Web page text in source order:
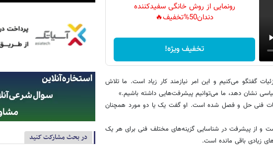
رونمایی از روش خانگی سفیدکننده
دندان50%تخفیف🔥
تخفیف ویژه!
گفتگو می‌کنیم و این امر نیازمند کار زیاد است. ما تلاش
نشان دهد، ‌ما می‌توانیم پیشرفت‌هایی داشته باشیم.»
داده بود ۹۰ درصد از جزئیات فنی حل و فصل شده است. او گفت یک یا دو مورد همچنان
و از پیشرفت در شناسایی گزینه‌های مختلف فنی برای هر یک
زیادی باقی مانده است.
در بحث مشارکت کنید